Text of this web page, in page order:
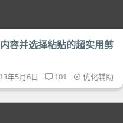
容并选择粘贴的超实用剪
年5月6日 101 优化辅助